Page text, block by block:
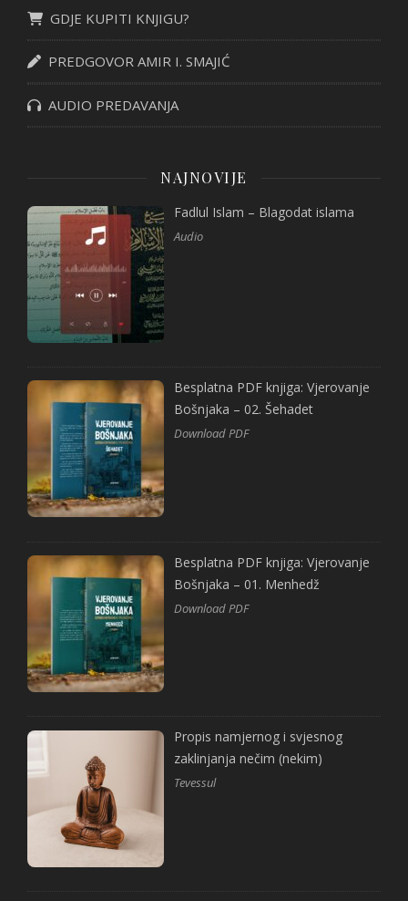
GDJE KUPITI KNJIGU?
PREDGOVOR AMIR I. SMAJIĆ
AUDIO PREDAVANJA
NAJNOVIJE
Fadlul Islam – Blagodat islama
Audio
Besplatna PDF knjiga: Vjerovanje
Bošnjaka – 02. Šehadet
Download PDF
Besplatna PDF knjiga: Vjerovanje
Bošnjaka – 01. Menhedž
Download PDF
Propis namjernog i svjesnog
zaklinjanja nečim (nekim)
Tevessul